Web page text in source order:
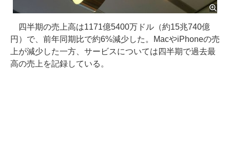
四半期の売上高は1171億5400万ドル（約15兆740億
円）で、前年同期比で約6%減少した。MacやiPhoneの売
上が減少した一方、サービスについては四半期で過去最
高の売上を記録している。